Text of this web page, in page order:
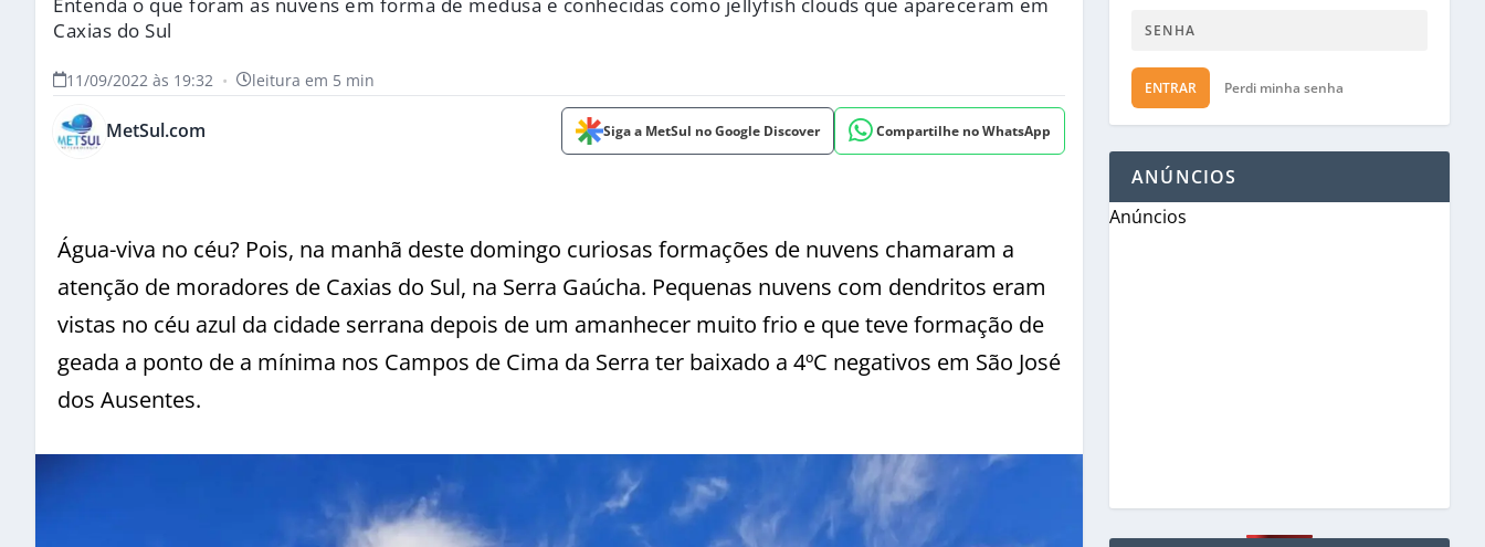
Caxias do Sul
11/09/2022 às 19:32 • leitura em 5 min
MetSul.com Siga a MetSul no Google Discover Compartilhe no WhatsApp
Água-viva no céu? Pois, na manhã deste domingo curiosas formações de nuvens chamaram a
atenção de moradores de Caxias do Sul, na Serra Gaúcha. Pequenas nuvens com dendritos eram
vistas no céu azul da cidade serrana depois de um amanhecer muito frio e que teve formação de
geada a ponto de a mínima nos Campos de Cima da Serra ter baixado a 4ºC negativos em São José
dos Ausentes.
ENTRAR Perdi minha senha
ANÚNCIOS
Anúncios